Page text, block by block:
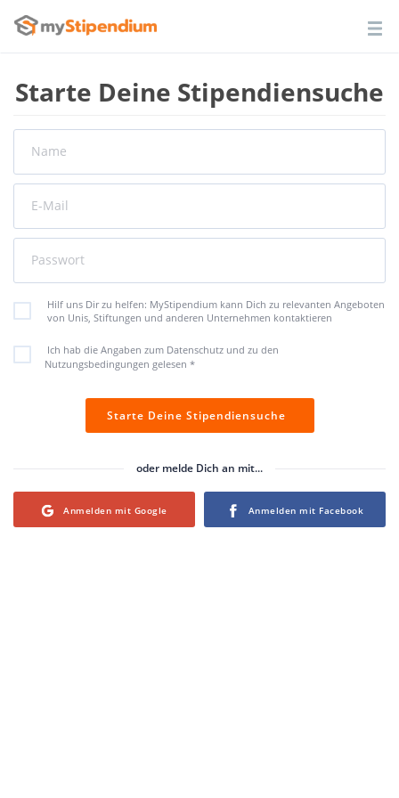
Starte Deine Stipendiensuche
Name
E-Mail
Passwort
Hilf uns Dir zu helfen: MyStipendium kann Dich zu relevanten Angeboten
von Unis, Stiftungen und anderen Unternehmen kontaktieren
Ich hab die Angaben zum Datenschutz und zu den
Nutzungsbedingungen gelesen *
Starte Deine Stipendiensuche
oder melde Dich an mit...
Login with Google Login with Facebook